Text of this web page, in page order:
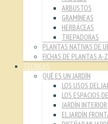
ARBUSTOS
GRAMÍNEAS
HERBÁCEAS
TREPADORAS
PLANTAS NATIVAS DE
FICHAS DE PLANTAS A-Z
TÉCNICAS
QUÉ ES UN JARDÍN
LOS USOS DEL
LOS ESPACIOS
JARDÍN INTERIOR
EL JARDÍN